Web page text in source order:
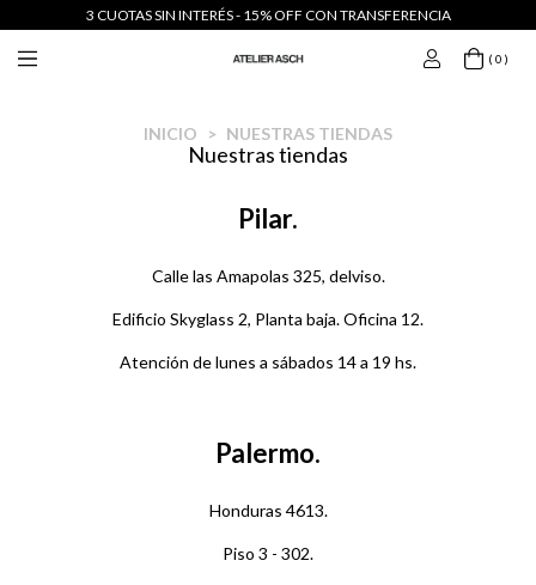
3 CUOTAS SIN INTERÉS - 15% OFF CON TRANSFERENCIA
( 0 )
INICIO > NUESTRAS TIENDAS
Nuestras tiendas
Pilar.
Calle las Amapolas 325, delviso.
Edificio Skyglass 2, Planta baja. Oficina 12.
Atención de lunes a sábados 14 a 19 hs.
Palermo.
Honduras 4613.
Piso 3 - 302.